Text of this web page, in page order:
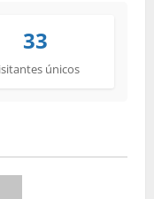
33
únicos